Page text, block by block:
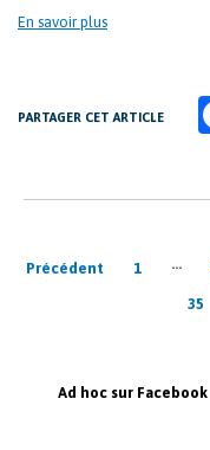
En savoir plus
PARTAGER CET ARTICLE
Pagination
Précédent 1 …
35
Ad hoc sur Facebook